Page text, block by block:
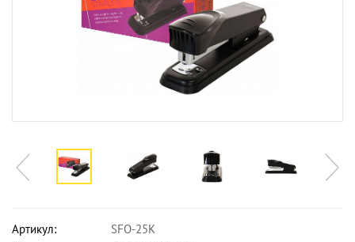
Артикул:
SFO-25K